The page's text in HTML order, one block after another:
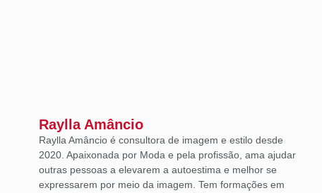
Raylla Amâncio
Raylla Amâncio é consultora de imagem e estilo desde
2020. Apaixonada por Moda e pela profissão, ama ajudar
outras pessoas a elevarem a autoestima e melhor se
expressarem por meio da imagem. Tem formações em